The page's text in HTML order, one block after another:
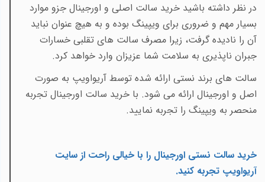
در نظر داشته باشید خرید سالت اصلی و اورجینال جزو موارد
بسیار مهم و ضروری برای ویپینگ بوده و به هیچ عنوان نباید
آن را نادیده گرفت، زیرا مصرف سالت های تقلبی خسارات
جبران ناپذیری به سلامت شما عزیزان وارد خواهد کرد.
سالت های برند نستی ارائه شده توسط آریواویپ به صورت
اصل و اورجینال ارائه می شود. با خرید سالت اورجینال تجربه
منحصر به ویپینگ را تجربه نمایید.
خرید سالت نستی اورجینال را با خیالی راحت از سایت
آریواویپ تجربه کنید.